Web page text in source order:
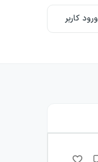
ورود کاربر